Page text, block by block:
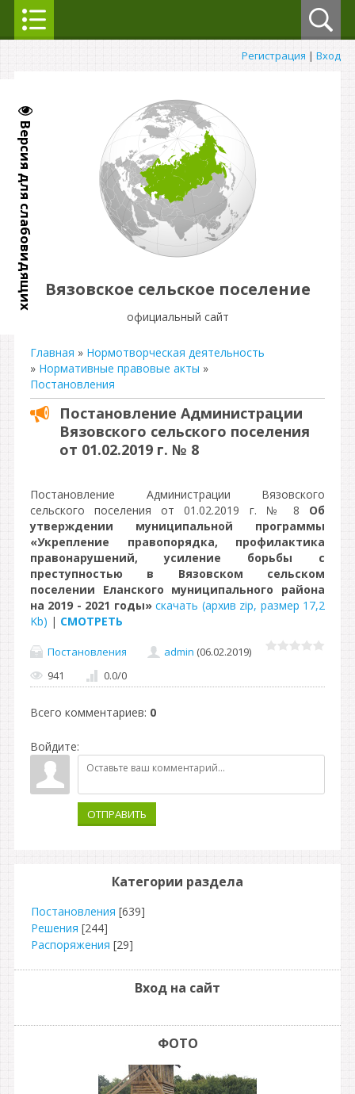
Версия для слабовидящих
Регистрация | Вход
Вязовское сельское поселение
официальный сайт
Главная » Нормотворческая деятельность
» Нормативные правовые акты »
Постановления
Постановление Администрации
Вязовского сельского поселения
от 01.02.2019 г. № 8
Постановление Администрации Вязовского
сельского поселения от 01.02.2019 г. № 8 Об
утверждении муниципальной программы
«Укрепление правопорядка, профилактика
правонарушений, усиление борьбы с
преступностью в Вязовском сельском
поселении Еланского муниципального района
на 2019 - 2021 годы» скачать (архив zip, размер 17,2
Kb) | СМОТРЕТЬ
Постановления admin (06.02.2019)
941
0.0/0
Всего комментариев: 0
Войдите:
ОТПРАВИТЬ
Категории раздела
Постановления [639]
Решения [244]
Распоряжения [29]
Вход на сайт
ФОТО